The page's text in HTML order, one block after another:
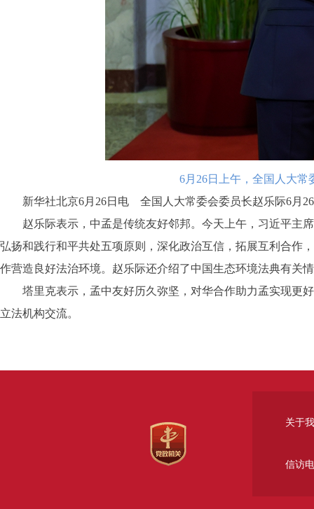
6月26日上午，全国人大
新华社北京6月26日电 全国人大常委会委员长赵乐际6月26
赵乐际表示，中孟是传统友好邻邦。今天上午，习近平主席
弘扬和践行和平共处五项原则，深化政治互信，拓展互利合作
作营造良好法治环境。赵乐际还介绍了中国生态环境法典有关
塔里克表示，孟中友好历久弥坚，对华合作助力孟实现更好
立法机构交流。
关于
信访